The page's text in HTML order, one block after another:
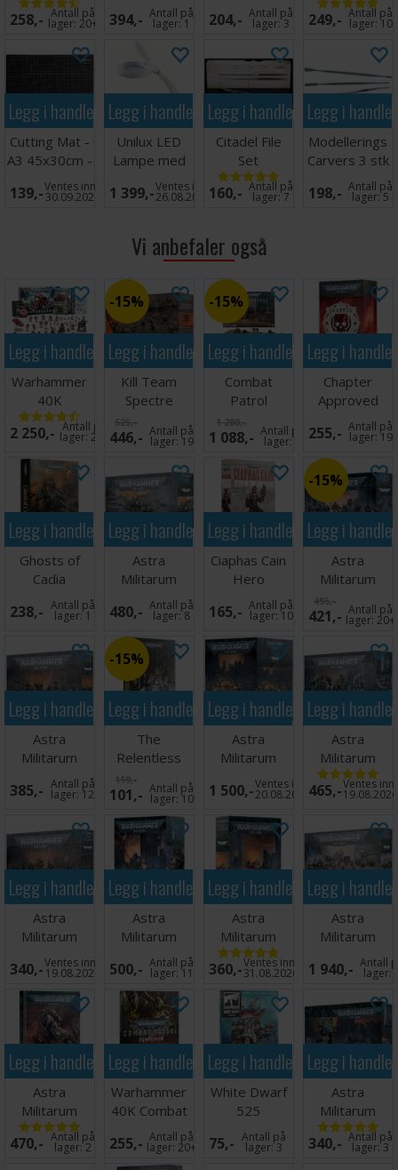
Grønn
258,- Antall på
lager: 20+
Detail Cutters
394,- Antall på
lager:1
Stand v2
204,- Antall på
lager:3 249,- Antall på
lager: 10
Legg i handlekurven
Cutting Mat -
A3 45x30cm -
Sort
139,-Ventes inn
30.09.2026
Legg i handlekurven
Unilux LED
Lampe med
1 399,-Ventes inn
26.08.2026
Legg i handlekurven
Citadel File
Set
160,- Antall på
lager:7
Legg i
Modellerings
Carvers 3 stk
- Tosidige
198,- Antall på
lager:5
Vi anbefaler også
Legg i handlekurven
Warhammer
40K
Armageddon
2 250,- Antall på
lager: 20+
Legg i handlekurven
15%
Kill Team
Spectre
Squad
525,-
446,- Antall på
lager: 19
Legg i handlekurven
15%
Combat
Patrol
Battlezone
1 280,-
1 088,- Antall på
lager:
Legg i
Chapter
Approved
Mission Deck
2026-27
255,- Antall på
lager: 19
Legg i handlekurven
Ghosts of
Cadia
(Hardback)
238,- Antall på
lager:1
Legg i handlekurven
Astra
Militarum
Hippogriff
AFV
480,- Antall på
lager:8
Legg i handlekurven
Ciaphas Cain
Hero
Imperium
(Paperback)
165,- Antall på
lager: 10
Legg i
15%
Astra
Militarum
Kasrkin
495,-
421,- Antall på
lager:20+
Legg i handlekurven
Astra
Militarum
Death Korps
of Krieg
385,- Antall på
lager: 12
Legg i handlekurven
15%
The
Relentless
Dead
(Paperback)
119,-
101,- Antall på
lager: 10
Legg i handlekurven
Astra
Militarum
Baneblade
1 500,-Ventes inn
20.08.2026
Legg i
Astra
Militarum
Bullgryns
465,-Ventes inn
19.08.2026
Legg i handlekurven
Astra
Militarum
Krieg
Command
Squad
340,-Ventes inn
19.08.2026
Legg i handlekurven
Astra
Militarum
Leman Russ
Battle Tank
500,- Antall på
lager: 11
Legg i handlekurven
Astra
Militarum
Commissar
Yarrick
360,-Ventes inn
31.08.2026
Legg i
Astra
Militarum
Battleforce
Platoon
1 940,- Antall
lager:
Legg i handlekurven
Astra
Militarum
Codex
470,- Antall på
lager:2
Legg i handlekurven
Warhammer
40K Combat
Patrol
Companion
255,- Antall på
lager:20+
Legg i handlekurven
White Dwarf
525
75,- Antall på
lager:3
Legg i
Astra
Militarum
Sentinel
340,- Antall på
lager:3